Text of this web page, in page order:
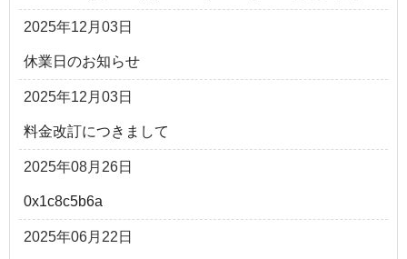
2025年12月03日
休業日のお知らせ
2025年12月03日
料金改訂につきまして
2025年08月26日
0x1c8c5b6a
2025年06月22日